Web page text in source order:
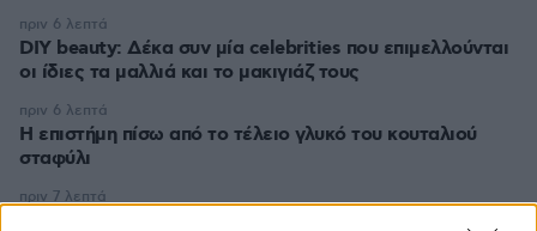
DIY beauty: Δέκα συν μία celebrities που επιμελλούνται
οι ίδιες τα μαλλιά και το μακιγιάζ τους
πριν 6 λεπτά
Η επιστήμη πίσω από το τέλειο γλυκό του κουταλιού
σταφύλι
πριν 6 λεπτά
πριν 7 λεπτά